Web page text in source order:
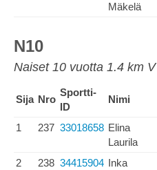
Mäkelä
N10
Naiset 10 vuotta 1.4 km V
Sija Nro
Sportti-
ID
Nimi
1 237 33018658 Elina
Laurila
2 238 34415904 Inka